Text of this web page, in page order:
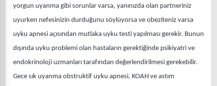
yorgun uyanma gibi sorunlar varsa, yanınızda olan partneriniz
uyurken nefesinizin durduğunu söylüyorsa ve obeziteniz varsa
uyku apnesi açısından mutlaka uyku testi yapılması gerekir. Bunun
dışında uyku problemi olan hastaların gerektiğinde psikiyatri ve
endokrinoloji uzmanları tarafından değerlendirilmesi gerekebilir.
Gece sık uyanma obstruktif uyku apnesi, KOAH ve astım